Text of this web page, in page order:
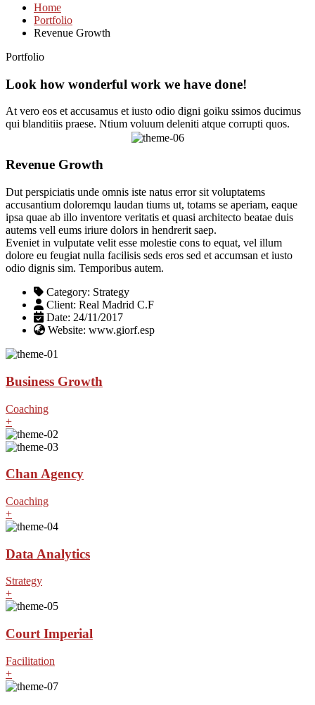
Home
Portfolio
Revenue Growth
Portfolio
Look how wonderful work we have done!
At vero eos et accusamus et iusto odio digni goiku ssimos ducimus
qui blanditiis praese. Ntium voluum deleniti atque corrupti quos.
Revenue Growth
Dut perspiciatis unde omnis iste natus error sit voluptatems
accusantium doloremqu laudan tiums ut, totams se aperiam, eaque
ipsa quae ab illo inventore veritatis et quasi architecto beatae duis
autems vell eums iriure dolors in hendrerit saep.
Eveniet in vulputate velit esse molestie cons to equat, vel illum
dolore eu feugiat nulla facilisis seds eros sed et accumsan et iusto
odio dignis sim. Temporibus autem.
Category: Strategy
Client: Real Madrid C.F
Date: 24/11/2017
Website: www.giorf.esp
Business Growth
Coaching
+
Chan Agency
Coaching
+
Data Analytics
Strategy
+
Court Imperial
Facilitation
+